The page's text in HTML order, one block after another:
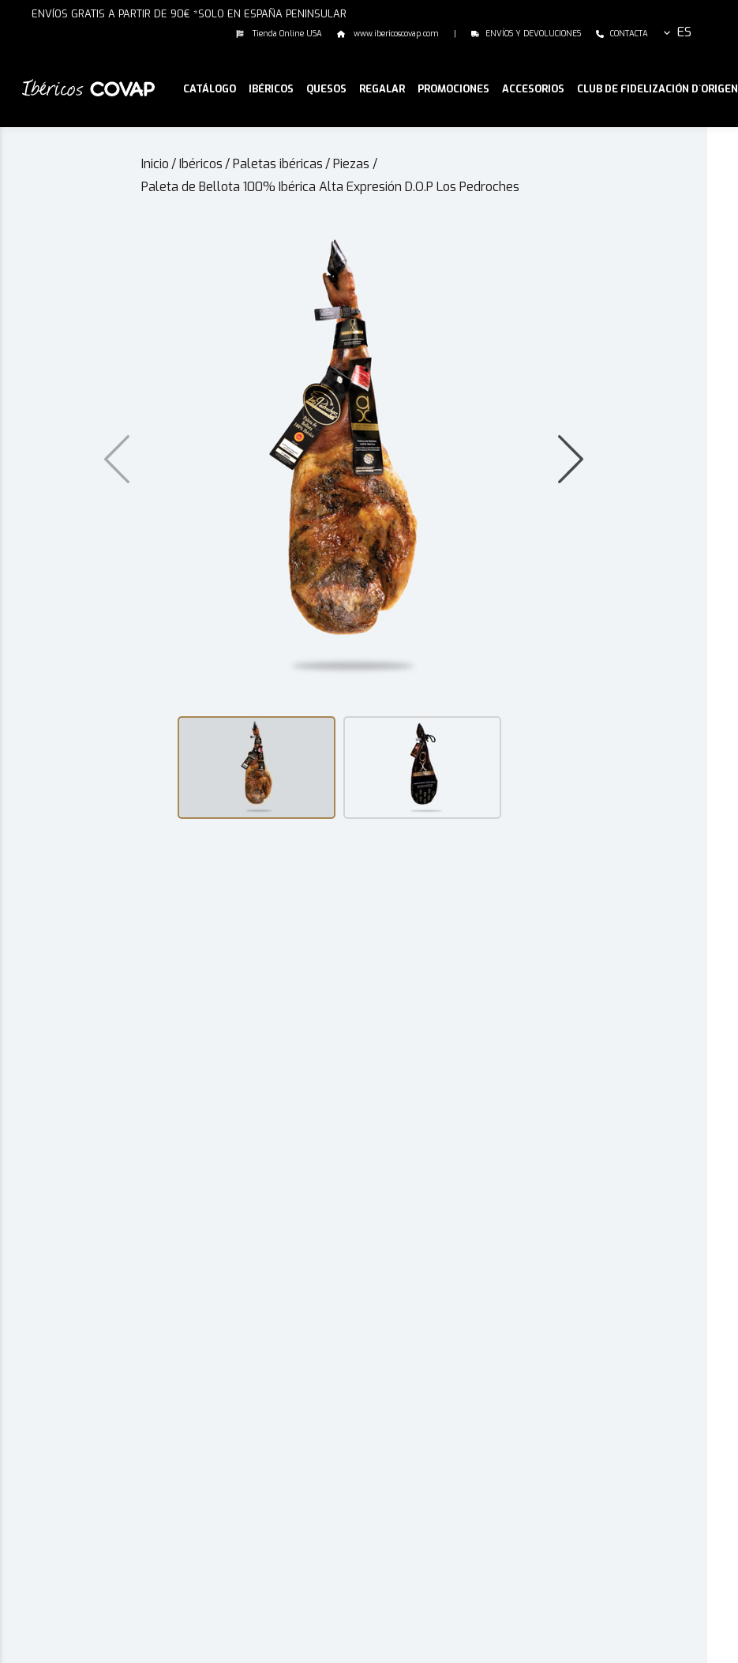
ENVÍOS GRATIS A PARTIR DE 90€ *SOLO EN ESPAÑA PENINSULAR
Tienda Online USA www.ibericoscovap.com | ENVÍOS Y DEVOLUCIONES CONTACTA ES
CATÁLOGO IBÉRICOS QUESOS REGALAR PROMOCIONES ACCESORIOS CLUB DE FIDELIZACIÓN D`ORIGEN
Inicio/Ibéricos /Paletas ibéricas /Piezas /
Paleta de Bellota 100% Ibérica Alta Expresión D.O.P Los Pedroches